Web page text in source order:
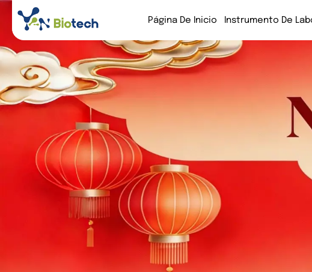
Página De Inicio Instrumento De